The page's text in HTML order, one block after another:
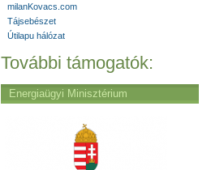
milanKovacs.com
Tájsebészet
Útilapu hálózat
További támogatók:
Energiaügyi Minisztérium